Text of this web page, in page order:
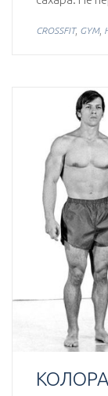
CROSSFIT, GYM,